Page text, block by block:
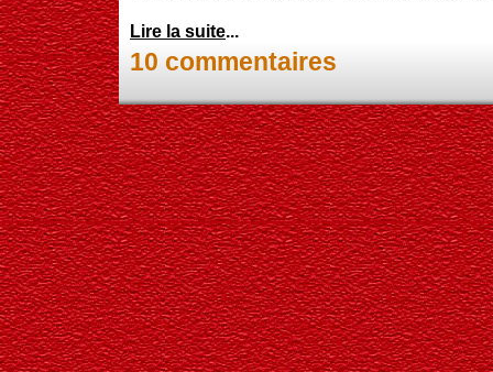
Lire la suite...
10 commentaires